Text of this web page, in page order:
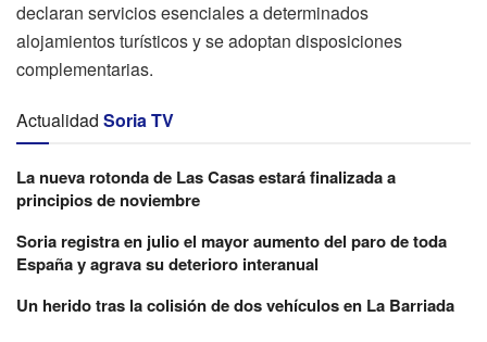
declaran servicios esenciales a determinados
alojamientos turísticos y se adoptan disposiciones
complementarias.
Actualidad Soria TV
La nueva rotonda de Las Casas estará finalizada a
principios de noviembre
Soria registra en julio el mayor aumento del paro de toda
España y agrava su deterioro interanual
Un herido tras la colisión de dos vehículos en La Barriada